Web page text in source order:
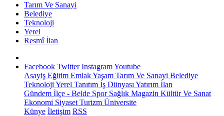
Tarım Ve Sanayi
Belediye
Teknoloji
Yerel
Resmî İlan
Facebook Twitter InstagramYoutube
Asayiş Eğitim EmlakYaşam Tarım Ve Sanayi Belediye
Teknoloji Yerel Tanıtım İş Dünyası Yatırım İlan
Gündem İlçe - Belde SporSağlık Magazin Kültür Ve Sanat
Ekonomi Siyaset Turizm Üniversite
Künye İletişim RSS